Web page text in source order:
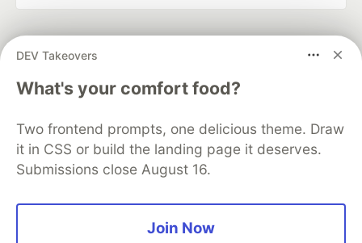
DEV Takeovers
What's your comfort food?
Two frontend prompts, one delicious theme. Draw
it in CSS or build the landing page it deserves.
Submissions close August 16.
Join Now
development and manage your software career
DEV Education Tracks
DEV Help
Advertise on DEV
Free Postgres Database
DEV Shop
MLH
Code of Conduct
Privacy Policy
Terms of Use
Built on
Forem — the open sourcesoftware that powers
and other inclusive communities.